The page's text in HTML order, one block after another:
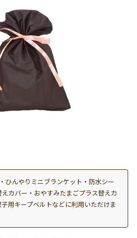
ひんやりミニブランケット・防水シー
カバー・おやすみたまごプラス替えカ
用キープベルトなどに利用いただけま